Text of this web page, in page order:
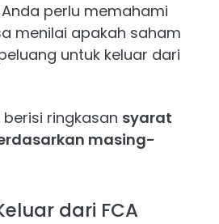
perlu memahami
menilai apakah saham
untuk keluar dari
ringkasan syarat
masing-
dari FCA